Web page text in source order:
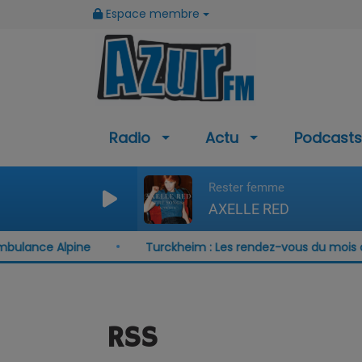
Espace membre
Radio Actu Podcasts
Rester femme
AXELLE RED
Alpine Turckheim : Les rendez-vous du mois
RSS